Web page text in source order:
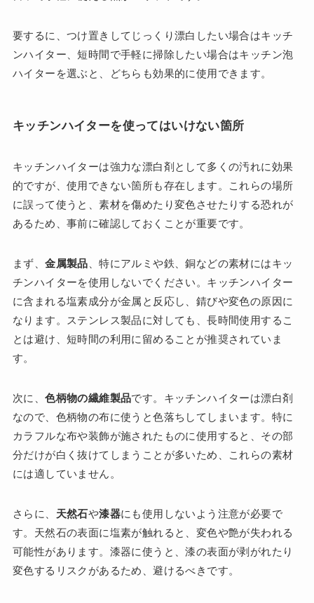
要するに、つけ置きしてじっくり漂白したい場合はキッチ
ンハイター、短時間で手軽に掃除したい場合はキッチン泡
ハイターを選ぶと、どちらも効果的に使用できます。
キッチンハイターを使ってはいけない箇所
キッチンハイターは強力な漂白剤として多くの汚れに効果
的ですが、使用できない箇所も存在します。これらの場所
に誤って使うと、素材を傷めたり変色させたりする恐れが
あるため、事前に確認しておくことが重要です。
まず、金属製品 、特にアルミや鉄、銅などの素材にはキッ
チンハイターを使用しないでください。キッチンハイター
に含まれる塩素成分が金属と反応し、錆びや変色の原因に
なります。ステンレス製品に対しても、長時間使用するこ
とは避け、短時間の利用に留めることが推奨されていま
す。
次に、色柄物の繊維製品です。キッチンハイターは漂白剤
なので、色柄物の布に使うと色落ちしてしまいます。特に
カラフルな布や装飾が施されたものに使用すると、その部
分だけが白く抜けてしまうことが多いため、これらの素材
には適していません。
さらに、 天然石や漆器にも使用しないよう注意が必要で
す。天然石の表面に塩素が触れると、変色や艶が失われる
可能性があります。漆器に使うと、漆の表面が剥がれたり
変色するリスクがあるため、避けるべきです。